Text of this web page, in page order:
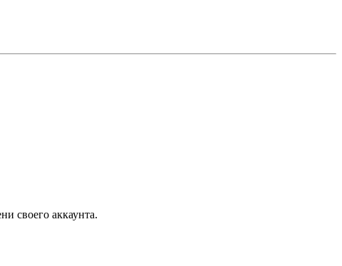
своего аккаунта.